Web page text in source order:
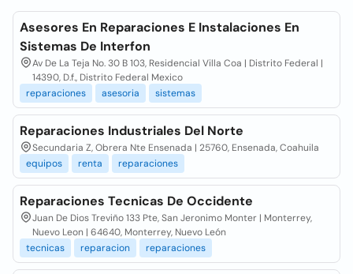
Asesores En Reparaciones E Instalaciones En
Sistemas De Interfon
Av De La Teja No. 30 B 103, Residencial Villa Coa | Distrito Federal |
14390, D.f., Distrito Federal Mexico
reparaciones
asesoria sistemas
Reparaciones Industriales Del Norte
Secundaria Z, Obrera Nte Ensenada | 25760, Ensenada, Coahuila
equipos
renta reparaciones
Reparaciones Tecnicas De Occidente
Juan De Dios Treviño 133 Pte, San Jeronimo Monter | Monterrey,
Nuevo Leon | 64640, Monterrey, Nuevo León
tecnicas
reparacion reparaciones